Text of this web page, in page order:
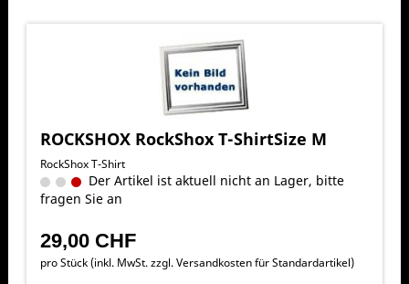
ROCKSHOX RockShox T-ShirtSize M
RockShox T-Shirt
Der Artikel ist aktuell nicht an Lager, bitte
fragen Sie an
29,00 CHF
pro Stück (inkl. MwSt. zzgl.Versandkosten für Standardartikel)